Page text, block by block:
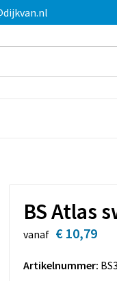
BS Atlas
vanaf € 10,79
Artikelnummer: